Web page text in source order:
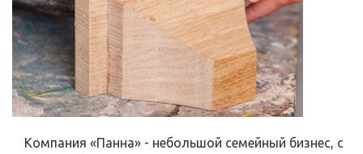
Компания «Панна» - небольшой семейный бизнес, с